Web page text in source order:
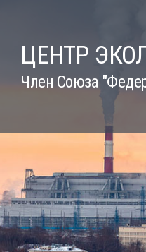
ЦЕНТР
Член Союза